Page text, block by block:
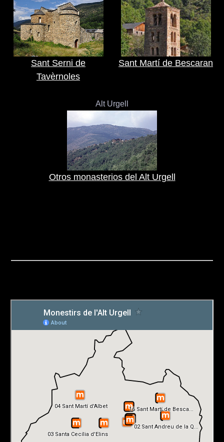
Sant Serni de
Tavèrnoles
Sant Martí de Bescaran
Alt Urgell
Otros monasterios del Alt Urgell